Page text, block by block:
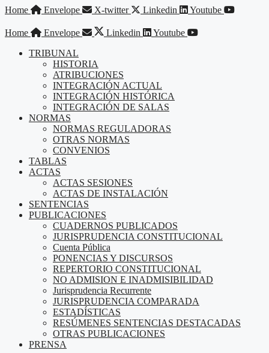
Saltar
contenido
Home Envelope X-twitter Linkedin Youtube
Home Envelope Linkedin
Youtube
TRIBUNAL
HISTORIA
ATRIBUCIONES
INTEGRACIÓN ACTUAL
INTEGRACIÓN HISTÓRICA
INTEGRACIÓN DE SALAS
NORMAS
NORMAS REGULADORAS
OTRAS NORMAS
CONVENIOS
TABLAS
ACTAS
ACTAS SESIONES
ACTAS DE INSTALACIÓN
SENTENCIAS
PUBLICACIONES
CUADERNOS PUBLICADOS
JURISPRUDENCIA CONSTITUCIONAL
Cuenta Pública
PONENCIAS Y DISCURSOS
REPERTORIO CONSTITUCIONAL
NO ADMISION E INADMISIBILIDAD
Jurisprudencia Recurrente
JURISPRUDENCIA COMPARADA
ESTADÍSTICAS
RESÚMENES SENTENCIAS DESTACADAS
OTRAS PUBLICACIONES
PRENSA